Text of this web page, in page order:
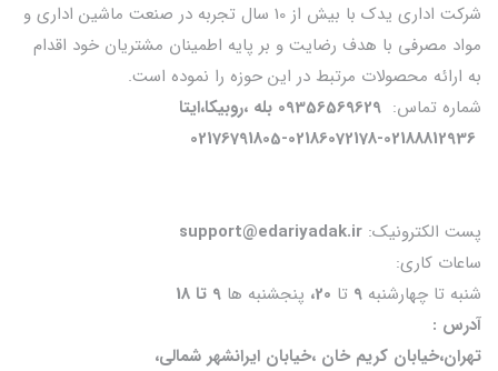
شرکت اداری یدک با بیش از 10 سال تجربه در صنعت ماشین اداری و
مواد مصرفی با هدف رضایت و بر پایه اطمینان مشتریان خود اقدام
به ارائه محصولات مرتبط در این حوزه را نموده است.
شماره تماس: 09356569629 بله ،روبیکا،ایتا
02176791805-02186072178-02188812936
پست الکترونیک:
ساعات کاری:
شنبه تا چهارشنبه 9 تا 20، پنجشنبه ها
آدرس :
تهران،خیابان کریم خان ،خیابان ایرانشهر شمالی،